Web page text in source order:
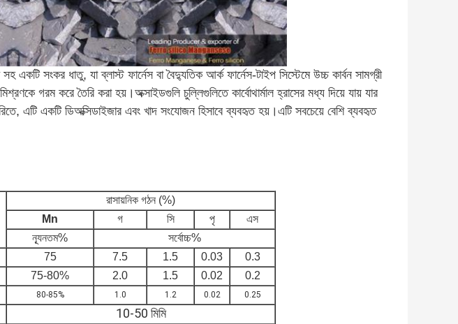
সহ একটি সংকর ধাতু, যা ব্লাস্ট ফার্নেস বা বৈদ্যুতিক আর্ক ফার্নেস-টাইপ সিস্টেমে উচ্চ কার্বন সামগ্রী
গরম করে তৈরি করা হয়।অক্সাইডগুলি চুল্লিগুলিতে কার্বোথার্মাল হ্রাসের মধ্য দিয়ে যায় যার
এটি একটি ডিঅক্সিডাইজার এবং খাদ সংযোজন হিসাবে ব্যবহৃত হয়।এটি সবচেয়ে বেশি ব্যবহৃত
রাসায়নিক গঠন (%)
Mn
গ সি পৃ
এস
ন্যূনতম%
সর্বোচ্চ%
75 7.5 1.5 0.03
0.3
75-80% 2.0 1.5 0.02
0.2
80-85% 1.0 1.2 0.02 0.25
10-50 মিমি